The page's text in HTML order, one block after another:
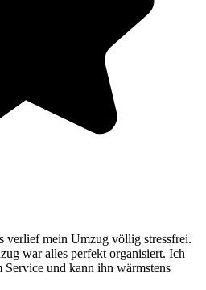
verlief mein Umzug völlig stressfrei.
war alles perfekt organisiert. Ich
und kann ihn wärmstens